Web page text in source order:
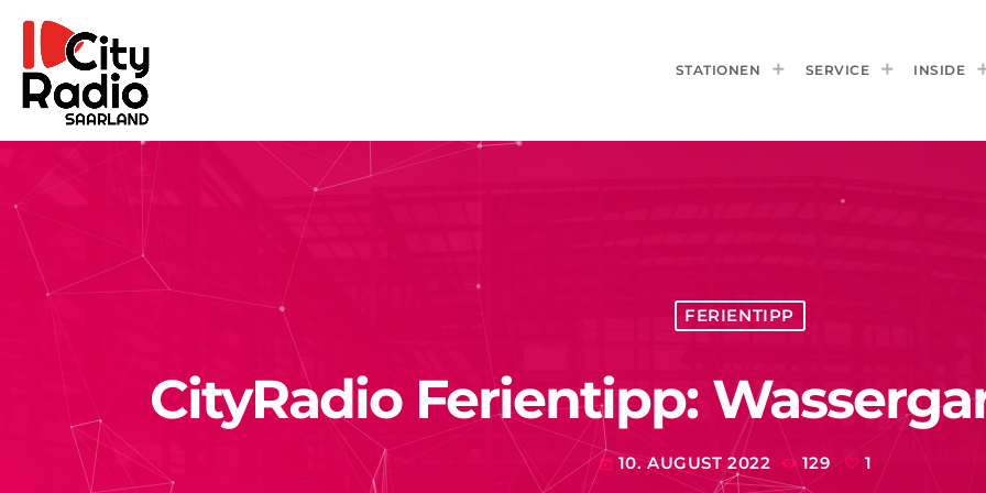
STATIONEN SERVICE INSIDE
FERIENTIPP
CityRadio Ferientipp:
today 10. AUGUST 2022 129 1